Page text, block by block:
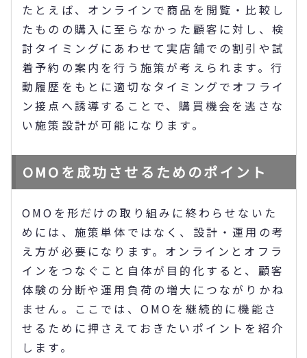
たとえば、オンラインで商品を閲覧・比較し
たものの購入に至らなかった顧客に対し、検
討タイミングにあわせて実店舗での割引や試
着予約の案内を行う施策が考えられます。行
動履歴をもとに適切なタイミングでオフライ
ン接点へ誘導することで、購買機会を逃さな
い施策設計が可能になります。
OMOを成功させるためのポイント
OMOを形だけの取り組みに終わらせないた
めには、施策単体ではなく、設計・運用の考
え方が必要になります。オンラインとオフラ
インをつなぐこと自体が目的化すると、顧客
体験の分断や運用負荷の増大につながりかね
ません。ここでは、OMOを継続的に機能さ
せるために押さえておきたいポイントを紹介
します。